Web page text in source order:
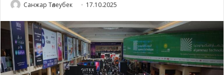
Санжар Төлеубек 17.10.2025